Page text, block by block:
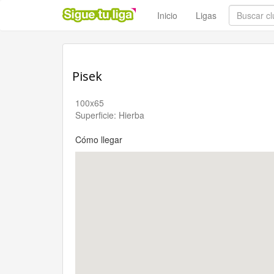
Inicio Ligas
Pisek
100x65
Superficie: Hierba
Cómo llegar